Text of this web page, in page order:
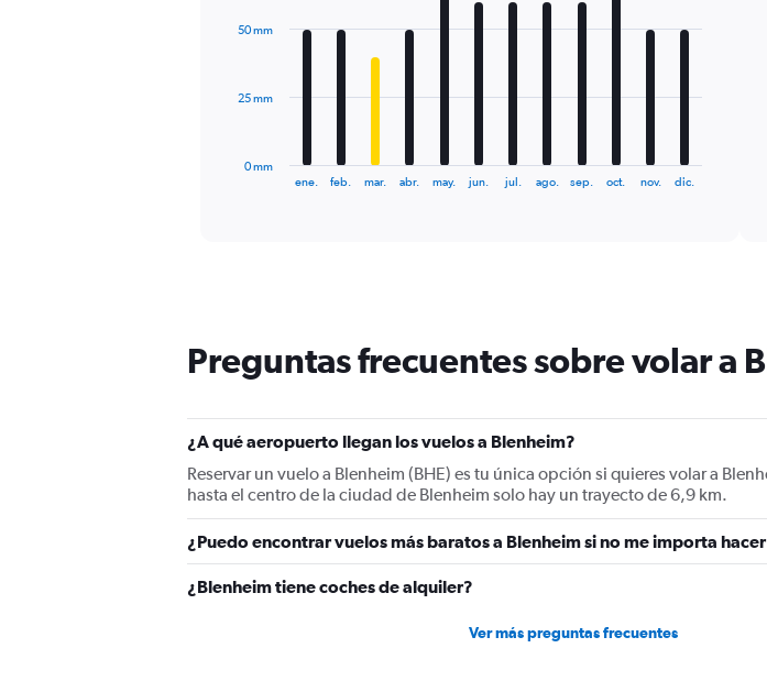
12
The
has
axis
displaying
values.
Range:
0
to
ene. feb. mar. abr. may. jun. jul. ago. sep. oct. nov. dic.
0 mm
25 mm
50 mm
Preguntas frecuentes sobre volar a
¿A qué aeropuerto llegan los vuelos a Blenheim?
Reservar un vuelo a Blenheim (BHE) es tu única opción si quieres volar a
hasta el centro de la ciudad de Blenheim solo hay un trayecto de 6,9 km.
¿Puedo encontrar vuelos más baratos a Blenheim si no me importa
¿Blenheim tiene coches de alquiler?
Ver más preguntas frecuentes